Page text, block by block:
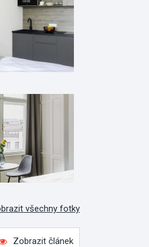
všechny fotky
Zobrazit článek